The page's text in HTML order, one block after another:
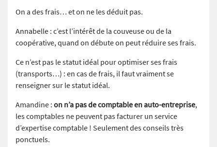
On a des frais… et on ne les déduit pas.
Annabelle : c’est l’intérêt de la couveuse ou de la
coopérative, quand on débute on peut réduire ses frais.
Ce n’est pas le statut idéal pour optimiser ses frais
(transports…) : en cas de frais, il faut vraiment se
renseigner sur le statut idéal.
Amandine : on n’a pas de comptable en auto-entreprise,
les comptables ne peuvent pas facturer un service
d’expertise comptable ! Seulement des conseils très
ponctuels.